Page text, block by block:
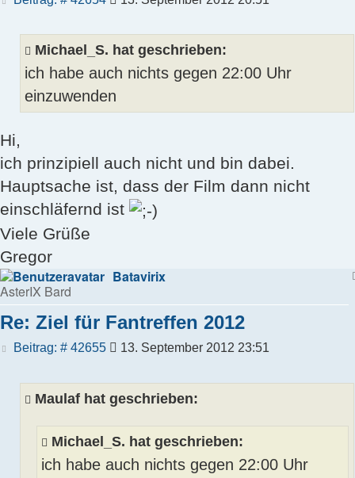
Michael_S. hat geschrieben:
ich habe auch nichts gegen 22:00 Uhr
einzuwenden
Hi,
ich prinzipiell auch nicht und bin dabei.
Hauptsache ist, dass der Film dann nicht
einschläfernd ist
Viele Grüße
Gregor
Batavirix
AsterIX Bard
Re: Ziel für Fantreffen 2012
Beitrag: # 42655Beitrag
13. September 2012 23:51
Maulaf hat geschrieben:
Michael_S. hat geschrieben:
ich habe auch nichts gegen 22:00 Uhr